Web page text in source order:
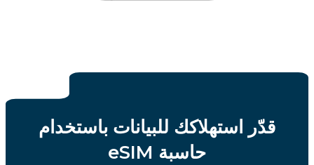
قدّر استهلاكك للبيانات باستخدام
حاسبة eSIM